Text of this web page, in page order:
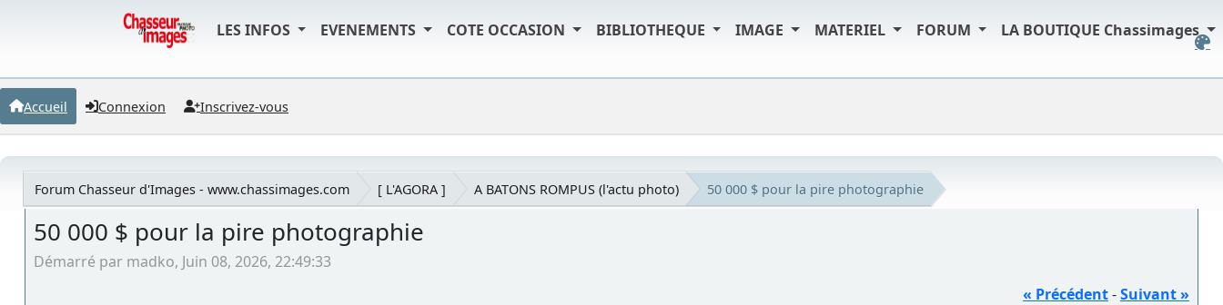
LES INFOS EVENEMENTS COTE OCCASION BIBLIOTHEQUE IMAGE MATERIEL FORUM LA BOUTIQUE Chassimages
Accueil Connexion Inscrivez-vous
Forum Chasseur d'Images - www.chassimages.com [ L'AGORA ] A BATONS ROMPUS (l'actu photo) 50 000 $ pour la pire photographie
50 000 $ pour la pire photographie
Démarré par madko, Juin 08, 2026, 22:49:33
« Précédent-Suivant »